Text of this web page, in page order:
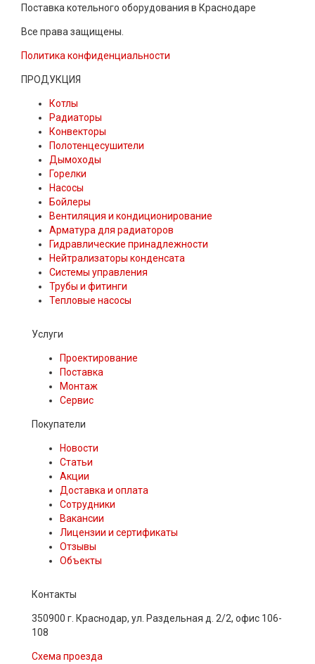
Поставка котельного оборудования в Краснодаре
Все права защищены.
Политика конфиденциальности
ПРОДУКЦИЯ
Котлы
Радиаторы
Конвекторы
Полотенцесушители
Дымоходы
Горелки
Насосы
Бойлеры
Вентиляция и кондиционирование
Арматура для радиаторов
Гидравлические принадлежности
Нейтрализаторы конденсата
Системы управления
Трубы и фитинги
Тепловые насосы
Услуги
Проектирование
Поставка
Монтаж
Сервис
Покупатели
Новости
Статьи
Акции
Доставка и оплата
Сотрудники
Вакансии
Лицензии и сертификаты
Отзывы
Объекты
Контакты
350900 г. Краснодар, ул. Раздельная д. 2/2, офис 106-
108
Схема проезда